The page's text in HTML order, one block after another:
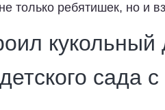
только ребятишек, но и
сада